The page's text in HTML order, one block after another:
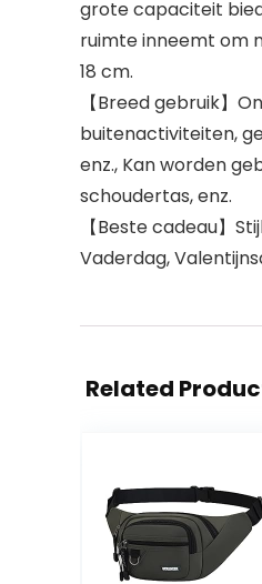
grote capaciteit
ruimte inneemt om
18 cm.
【Breed gebruik】
buitenactiviteiten,
enz., Kan worden
schoudertas, enz.
【Beste cadeau】
Vaderdag,
Related